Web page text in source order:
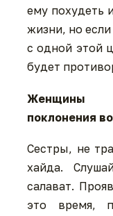
ему похудеть
жизни, но
с одной этой
будет
Женщины
поклонения
Сестры, не
хайда.
салават.
это время,